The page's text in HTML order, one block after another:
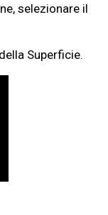
selezionare il
Superficie.